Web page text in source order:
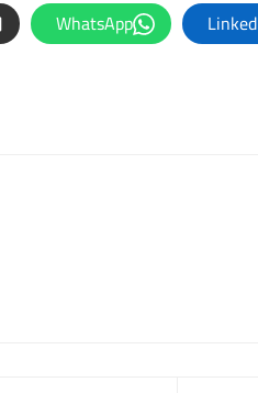
WhatsApp